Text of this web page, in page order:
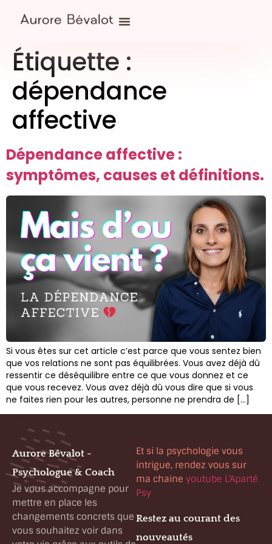
Étiquette :
dépendance
affective
Dépendance affective :
symptômes, causes et définitions.
Si vous êtes sur cet article c’est parce que vous sentez bien
que vos relations ne sont pas équilibrées. Vous avez déjà dû
ressentir ce déséquilibre entre ce que vous donnez et ce
que vous recevez. Vous avez déjà dû vous dire que si vous
ne faites rien pour les autres, personne ne prendra de […]
Aurore Bévalot -
Psychologue & Coach
Je vous accompagne pour
mettre en place les
changements concrets que
vous souhaitez voir dans
Et si la psychologie vous
intrigue, rendez vous sur
ma chaine youtube L’Aparté
Psy
Restez au courant des
nouveautés